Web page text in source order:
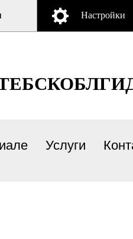
Настройки
Услуги